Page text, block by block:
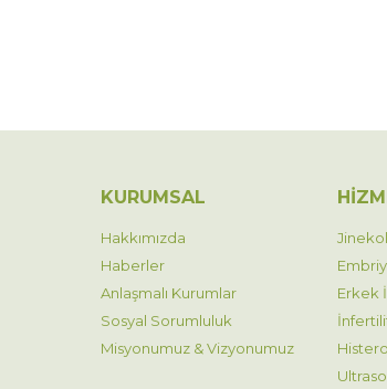
KURUMSAL
Hakkımızda
Haberler
Anlaşmalı Kurumlar
Sosyal Sorumluluk
Misyonumuz & Vizyonumuz
Erkek